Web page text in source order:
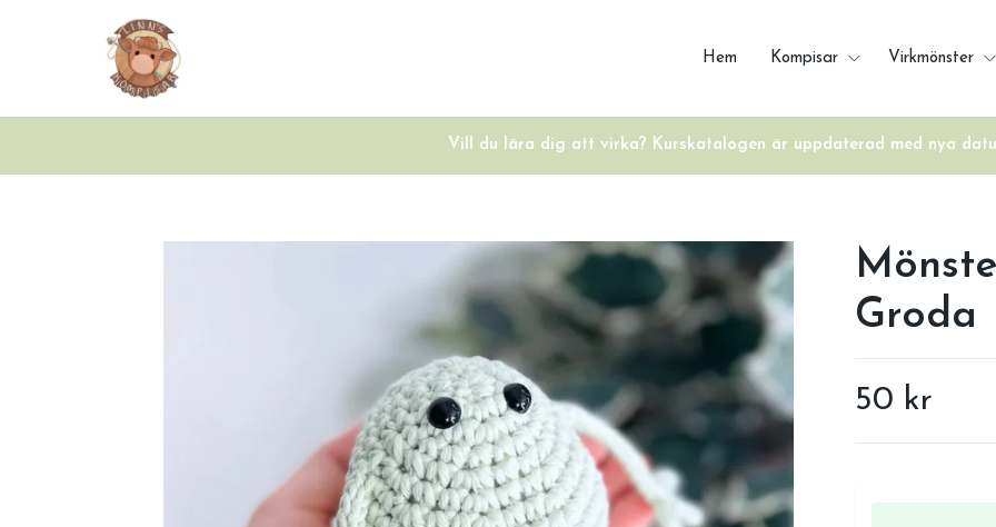
Hem Kompisar Virkmönster
Vill du lära dig att virka? Kurskatalogen är uppdaterad med nya
Groda
50 kr